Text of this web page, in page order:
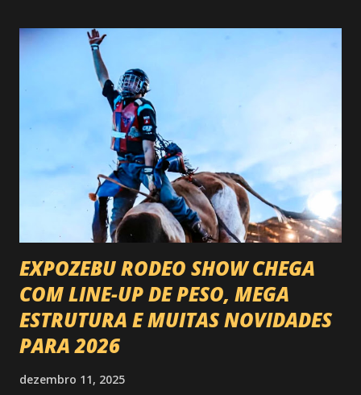
EXPOZEBU RODEO SHOW CHEGA
COM LINE-UP DE PESO, MEGA
ESTRUTURA E MUITAS NOVIDADES
PARA 2026
dezembro 11, 2025